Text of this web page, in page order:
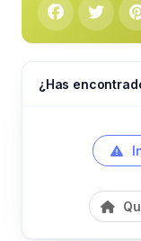
¿Has